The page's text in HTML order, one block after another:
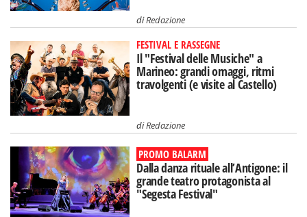
diRedazione
FESTIVAL E RASSEGNE
Il "Festival delle Musiche" a
Marineo: grandi omaggi, ritmi
travolgenti (e visite al Castello)
diRedazione
PROMO BALARM
Dalla danza rituale all’Antigone: il
grande teatro protagonista al
"Segesta Festival"